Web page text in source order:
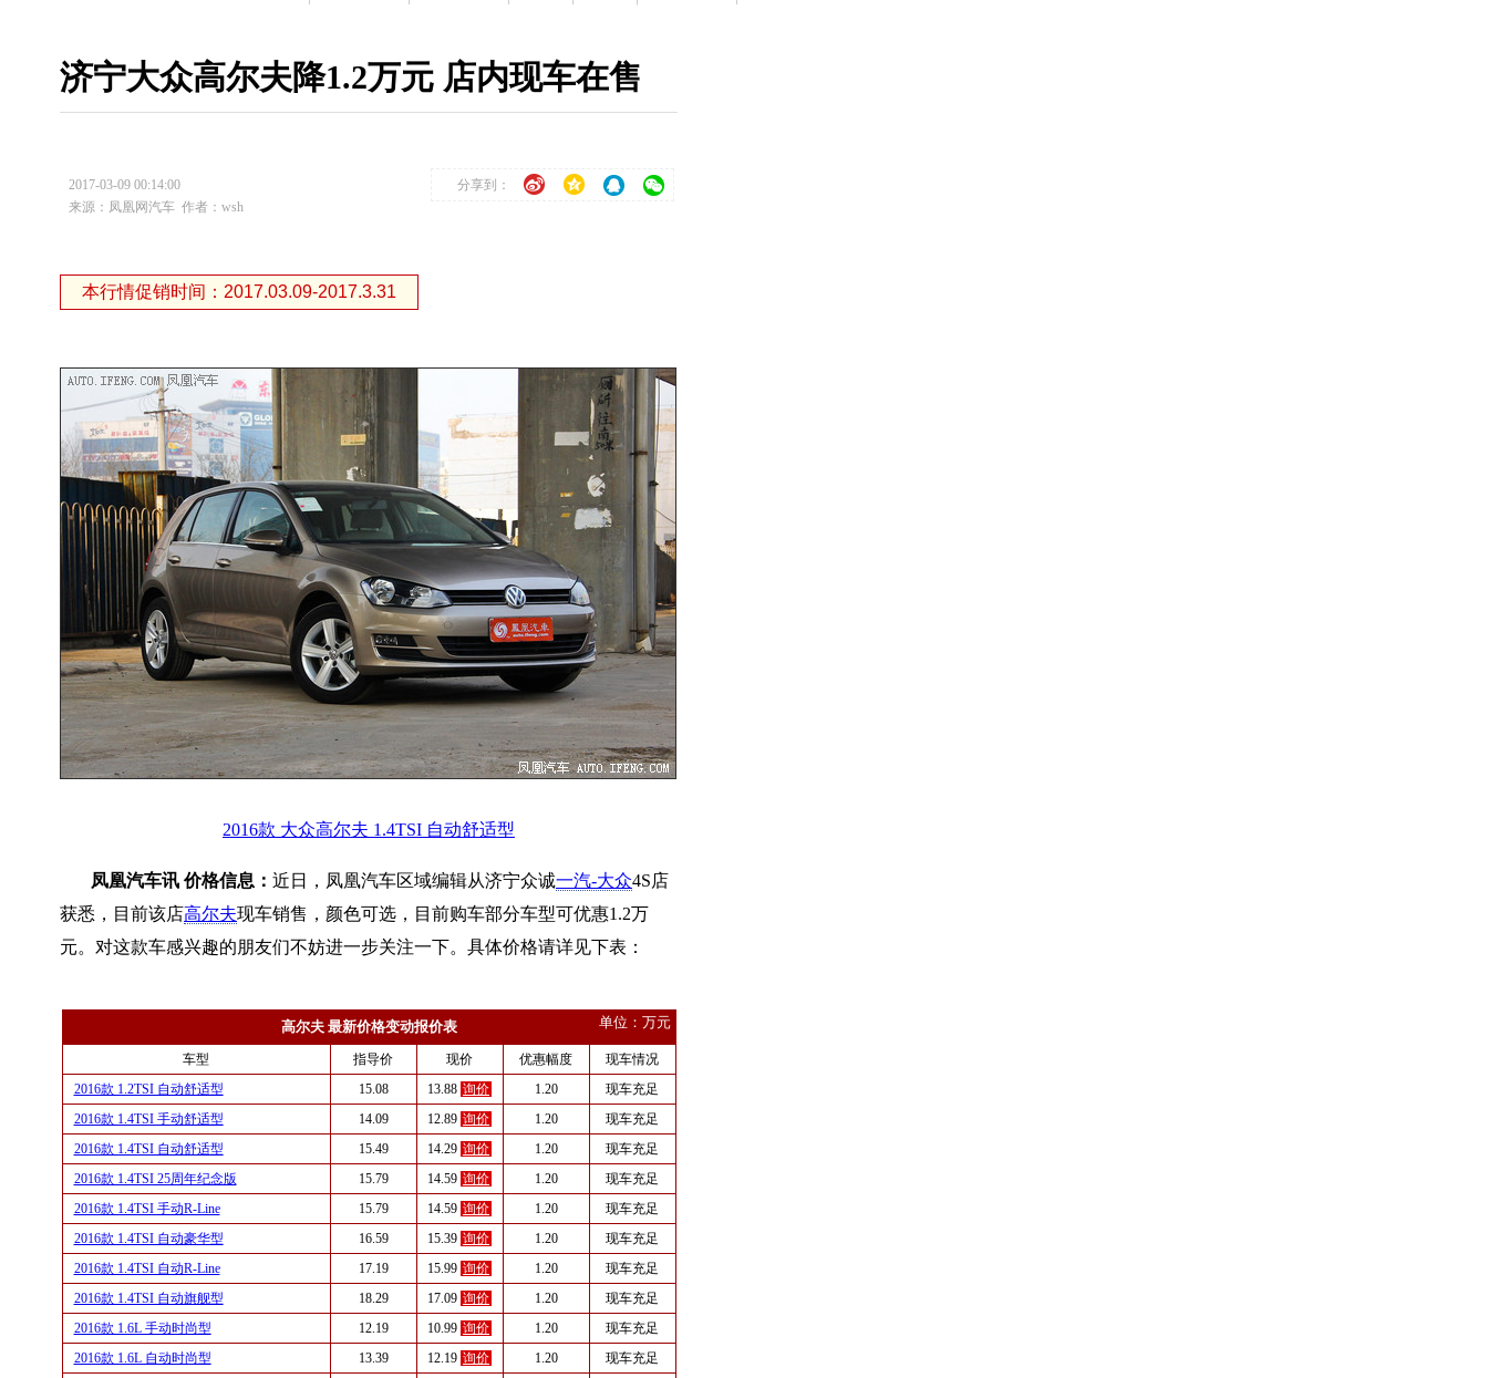
济宁大众高尔夫降1.2万元 店内现车在售
2017-03-09 00:14:00
分享到：
来源：凤凰网汽车 作者：wsh
本行情促销时间：2017.03.09-2017.3.31
2016款 大众高尔夫 1.4TSI 自动舒适型
凤凰汽车讯 价格信息： 近日，凤凰汽车区域编辑从济宁众诚一汽-大众4S店
获悉，目前该店高尔夫现车销售，颜色可选，目前购车部分车型可优惠1.2万
元。对这款车感兴趣的朋友们不妨进一步关注一下。具体价格请详见下表：
高尔夫 最新价格变动报价表 单位：万元
车型 指导价 现价 优惠幅度
现车情况
2016款 1.2TSI 自动舒适型
15.08 13.88 询价 1.20
现车充足
2016款 1.4TSI 手动舒适型
14.09 12.89 询价 1.20
现车充足
2016款 1.4TSI 自动舒适型
15.49 14.29 询价 1.20
现车充足
2016款 1.4TSI 25周年纪念版
15.79 14.59 询价 1.20
现车充足
2016款 1.4TSI 手动R-Line
15.79 14.59 询价 1.20
现车充足
2016款 1.4TSI 自动豪华型
16.59 15.39 询价 1.20
现车充足
2016款 1.4TSI 自动R-Line
17.19 15.99 询价 1.20
现车充足
2016款 1.4TSI 自动旗舰型
18.29 17.09 询价 1.20
现车充足
2016款 1.6L 手动时尚型
12.19 10.99 询价 1.20
现车充足
2016款 1.6L 自动时尚型
13.39 12.19 询价 1.20
现车充足